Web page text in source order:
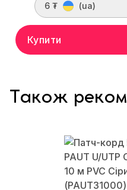
6 ₮ (ua)
Купити
Також